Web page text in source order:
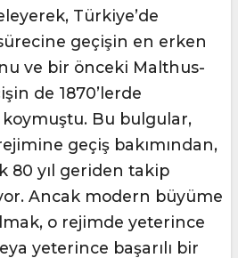
Türkiye’de
geçişin en erken
ve bir önceki Malthus-
de 1870’lerde
koymuştu. Bu bulgular,
geçiş bakımından,
80 yıl geriden takip
Ancak modern büyüme
o rejimde yeterince
yeterince başarılı bir